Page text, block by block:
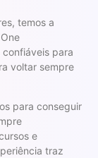
temos a
para
voltar sempre
para conseguir
e
traz